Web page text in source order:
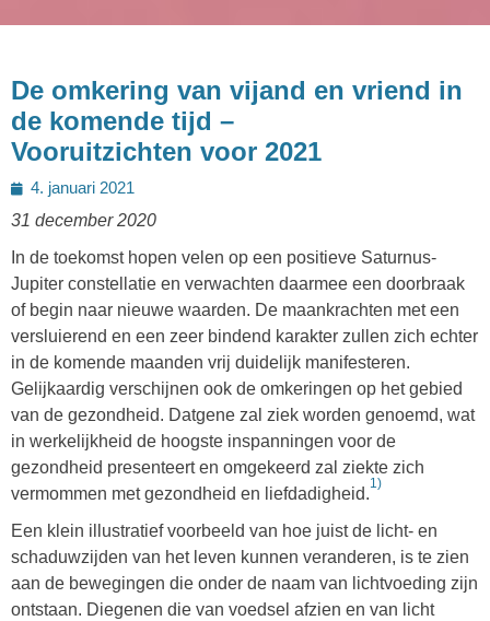
De omkering van vijand en vriend in
de komende tijd –
Vooruitzichten voor 2021
Geplaatst
op
4. januari 2021
31 december 2020
In de toekomst hopen velen op een positieve Saturnus-
Jupiter constellatie en verwachten daarmee een doorbraak
of begin naar nieuwe waarden. De maankrachten met een
versluierend en een zeer bindend karakter zullen zich echter
in de komende maanden vrij duidelijk manifesteren.
Gelijkaardig verschijnen ook de omkeringen op het gebied
van de gezondheid. Datgene zal ziek worden genoemd, wat
in werkelijkheid de hoogste inspanningen voor de
gezondheid presenteert en omgekeerd zal ziekte zich
vermommen met gezondheid en liefdadigheid.
1)
Een klein illustratief voorbeeld van hoe juist de licht- en
schaduwzijden van het leven kunnen veranderen, is te zien
aan de bewegingen die onder de naam van lichtvoeding zijn
ontstaan. Diegenen die van voedsel afzien en van licht